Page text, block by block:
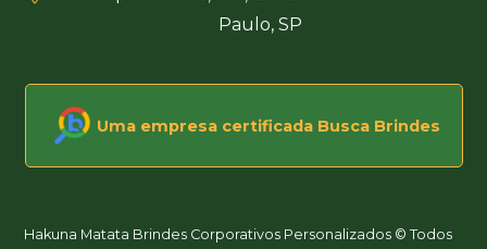
Paulo, SP
Uma empresa certificada Busca Brindes
Hakuna Matata Brindes Corporativos Personalizados © Todos